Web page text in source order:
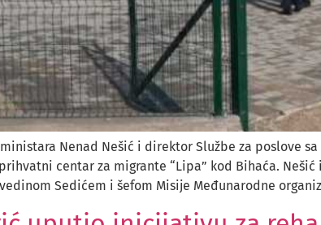
Nenad Nešić i direktor Službe za poslove
centar za migrante “Lipa” kod Bihaća.
Sedićem i šefom Misije Međunarodne